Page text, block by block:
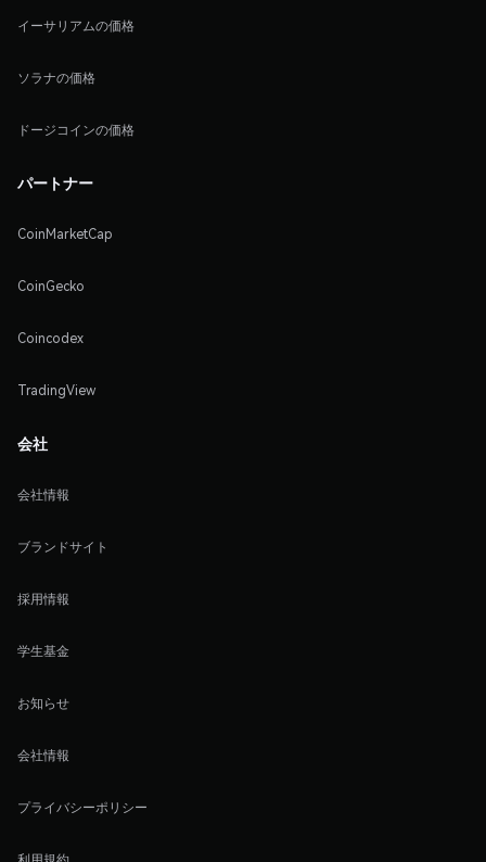
イーサリアムの価格
ソラナの価格
ドージコインの価格
パートナー
CoinMarketCap
CoinGecko
Coincodex
TradingView
会社
会社情報
ブランドサイト
採用情報
学生基金
お知らせ
会社情報
プライバシーポリシー